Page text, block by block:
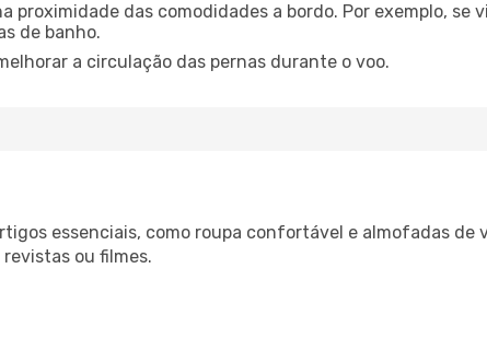
proximidade das comodidades a bordo. Por exemplo, se
de banho.
a circulação das pernas durante o voo.
essenciais, como roupa confortável e almofadas de
ou filmes.